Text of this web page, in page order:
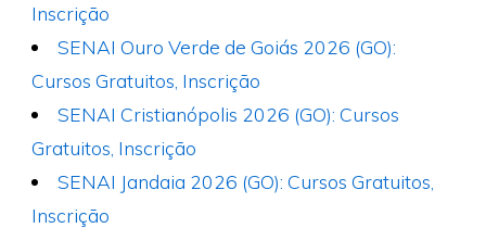
Inscrição
SENAI Ouro Verde de Goiás 2026 (GO):
Cursos Gratuitos, Inscrição
SENAI Cristianópolis 2026 (GO): Cursos
Gratuitos, Inscrição
SENAI Jandaia 2026 (GO): Cursos Gratuitos,
Inscrição